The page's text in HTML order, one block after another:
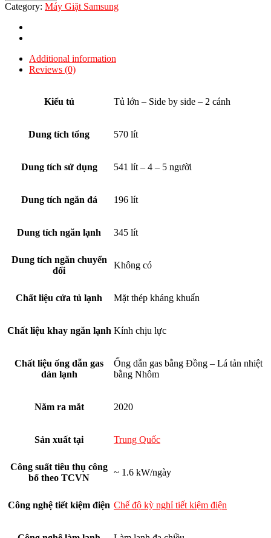
Category: Máy Giặt Samsung
Additional information
Reviews (0)
Kiểu tủ Tủ lớn – Side by side – 2 cánh
Dung tích tổng 570 lít
Dung tích sử dụng 541 lít – 4 – 5 người
Dung tích ngăn đá 196 lít
Dung tích ngăn lạnh 345 lít
Dung tích ngăn chuyển
đổi
Không có
Chất liệu cửa tủ lạnh Mặt thép kháng khuẩn
Chất liệu khay ngăn lạnh Kính chịu lực
Chất liệu ống dẫn gas
dàn lạnh
Ống dẫn gas bằng Đồng – Lá tản nhiệt
bằng Nhôm
Năm ra mắt 2020
Sản xuất tại Trung Quốc
Công suất tiêu thụ công
bố theo TCVN
~ 1.6 kW/ngày
Công nghệ tiết kiệm điện Chế độ kỳ nghỉ tiết kiệm điện